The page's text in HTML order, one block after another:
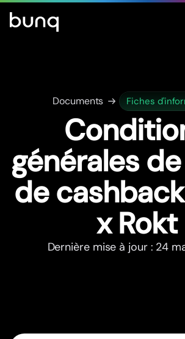
Documents Fiches
générales
de
x Rokt
Dernière mise à jour : 24